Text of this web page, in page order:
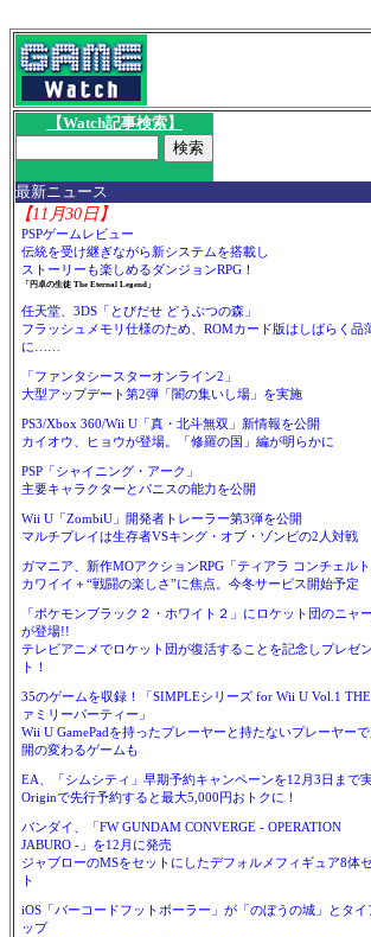
【Watch記事検索】
最新ニュース
【11月30日】
PSPゲームレビュー
伝統を受け継ぎながら新システムを搭載し
ストーリーも楽しめるダンジョンRPG！
「円卓の生徒 The Eternal Legend」
任天堂、3DS「とびだせ どうぶつの森」
フラッシュメモリ仕様のため、ROMカード版はしばらく品
に……
「ファンタシースターオンライン2」
大型アップデート第2弾「闇の集いし場」を実施
PS3/Xbox 360/Wii U「真・北斗無双」新情報を公開
カイオウ、ヒョウが登場。「修羅の国」編が明らかに
PSP「シャイニング・アーク」
主要キャラクターとパニスの能力を公開
Wii U「ZombiU」開発者トレーラー第3弾を公開
マルチプレイは生存者VSキング・オブ・ゾンビの2人対戦
ガマニア、新作MOアクションRPG「ティアラ コンチェルト
カワイイ＋“戦闘の楽しさ”に焦点。今冬サービス開始予定
「ポケモンブラック２・ホワイト２」にロケット団のニャ
が登場!!
テレビアニメでロケット団が復活することを記念しプレゼン
ト！
35のゲームを収録！「SIMPLEシリーズ for Wii U Vol.1
ァミリーパーティー」
Wii U GamePadを持ったプレーヤーと持たないプレーヤーで
開の変わるゲームも
EA、「シムシティ」早期予約キャンペーンを12月3日まで
Originで先行予約すると最大5,000円おトクに！
バンダイ、「FW GUNDAM CONVERGE - OPERATION
JABURO -」を12月に発売
ジャブローのMSをセットにしたデフォルメフィギュア8体
ト
iOS「バーコードフットボーラー」が「のぼうの城」とタイ
ップ